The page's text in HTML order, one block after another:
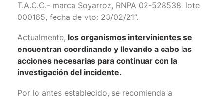
T.A.C.C.- marca Soyarroz, RNPA 02-528538, lote
000165, fecha de vto: 23/02/21”.
Actualmente, los organismos intervinientes se
encuentran coordinando y llevando a cabo las
acciones necesarias para continuar con la
investigación del incidente.
Por lo antes establecido, se recomienda a